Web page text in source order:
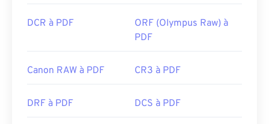
DCR à PDF
ORF (Olympus Raw) à
PDF
Canon RAW à PDF CR3 à PDF
DRF à PDF DCS à PDF